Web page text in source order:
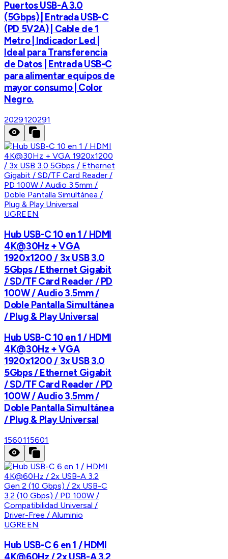
Puertos USB-A 3.0
(5Gbps) | Entrada USB-C
(PD 5V2A) | Cable de 1
Metro | Indicador Led |
Ideal para Transferencia
de Datos | Entrada USB-C
para alimentar equipos de
mayor consumo | Color
Negro.
2029120291
UGREEN
Hub USB-C 10 en 1 / HDMI
4K@30Hz + VGA
1920x1200 / 3x USB 3.0
5Gbps / Ethernet Gigabit
/ SD/TF Card Reader / PD
100W / Audio 3.5mm /
Doble Pantalla Simultánea
/ Plug & Play Universal
Hub USB-C 10 en 1 / HDMI
4K@30Hz + VGA
1920x1200 / 3x USB 3.0
5Gbps / Ethernet Gigabit
/ SD/TF Card Reader / PD
100W / Audio 3.5mm /
Doble Pantalla Simultánea
/ Plug & Play Universal
1560115601
UGREEN
Hub USB-C 6 en 1 / HDMI
4K@60Hz / 2x USB-A 3.2